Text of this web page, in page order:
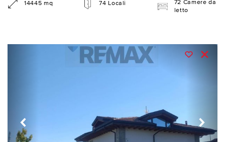
14445 mq 74 Locali
72 Camere da
letto